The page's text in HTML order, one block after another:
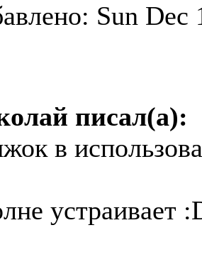
Sun Dec
писал(а):
в
устраивает